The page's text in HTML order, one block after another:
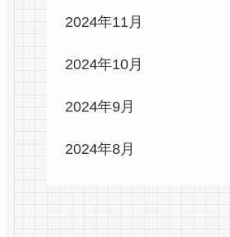
2024年11月
2024年10月
2024年9月
2024年8月